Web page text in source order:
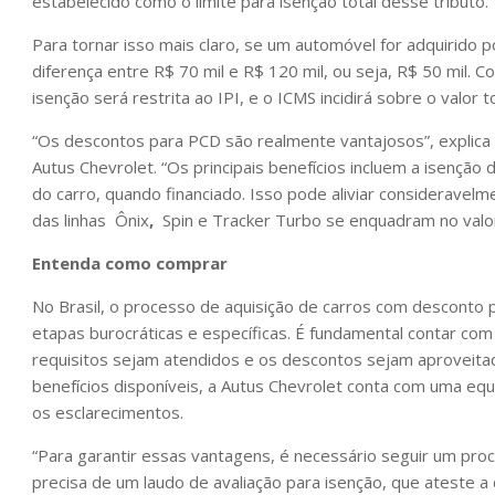
Para tornar isso mais claro, se um automóvel for adquirido
diferença entre R$ 70 mil e R$ 120 mil, ou seja, R$ 50 mil.
isenção será restrita ao IPI, e o ICMS incidirá sobre o valor
“Os descontos para PCD são realmente vantajosos”,
Autus Chevrolet. “Os principais benefícios incluem a
do carro, quando financiado. Isso pode aliviar
das linhas Ônix, Spin e Tracker Turbo se enquadram no
Entenda como comprar
No Brasil, o processo de aquisição de carros com
etapas burocráticas e específicas. É fundamental contar
requisitos sejam atendidos e os descontos sejam
benefícios disponíveis, a Autus Chevrolet conta com uma
os esclarecimentos.
“Para garantir essas vantagens, é necessário seguir um
precisa de um laudo de avaliação para isenção, que ateste